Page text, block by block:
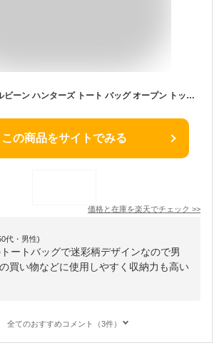
【公式】 エルエルビーン ハンターズ トート バッグ オープン トップ ミディアム | ショッピングバッグ メンズ ウィメンズ レディース ユニセックス 男女兼用 アウトドア ブランド 耐水 迷彩柄 カモフラ L.L.Bean LLBean llビーン llbeen
この商品をサイトでみる
価格と在庫を楽天でチェック >>
代・男性)
ートバッグで迷彩柄デザインなので男
買い物などに使用しやすく収納力も高い
全てのおすすめコメント（3件）